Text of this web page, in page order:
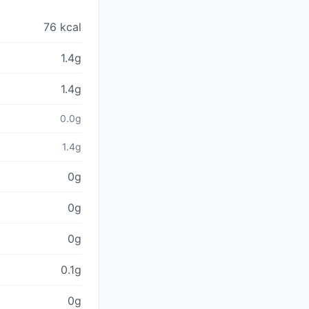
76 kcal
1.4g
1.4g
0.0g
1.4g
0g
0g
0g
0.1g
0g